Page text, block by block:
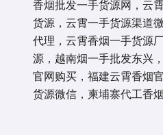
香烟批发一手货源网，云
货源，云霄一手货源渠道
代理，云霄香烟一手货源
源，越南烟一手批发东兴
官网购买，福建云霄香烟
货源微信，柬埔寨代工香